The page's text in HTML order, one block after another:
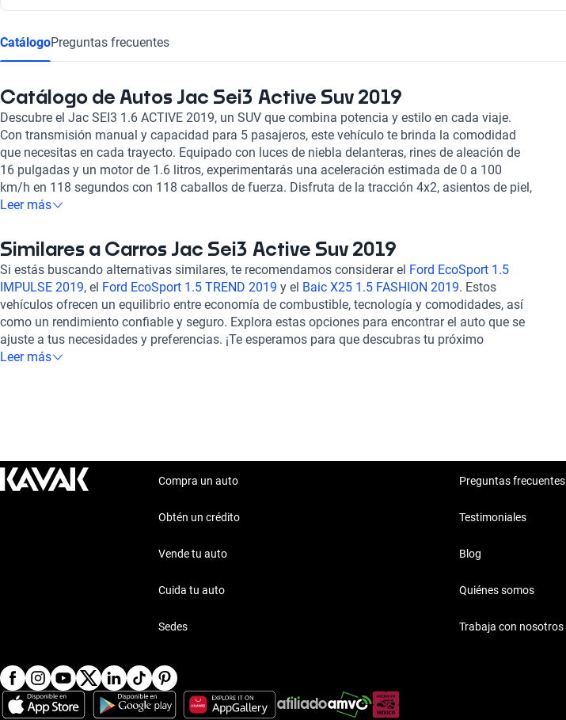
CatálogoPreguntas frecuentes
Catálogo de Autos Jac Sei3 Active Suv 2019
Descubre el Jac SEI3 1.6 ACTIVE 2019, un SUV que combina potencia y estilo en cada viaje.
Con transmisión manual y capacidad para 5 pasajeros, este vehículo te brinda la comodidad
que necesitas en cada trayecto. Equipado con luces de niebla delanteras, rines de aleación de
16 pulgadas y un motor de 1.6 litros, experimentarás una aceleración estimada de 0 a 100
km/h en 118 segundos con 118 caballos de fuerza. Disfruta de la tracción 4x2, asientos de piel,
aire acondicionado automático, pantalla táctil, Bluetooth, control de crucero y sistema de
2019 es la elección perfecta para quienes buscan un equilibrio entre rendimiento y elegancia.
¡Haz tuya esta experiencia sobre ruedas con Kavak!
Leer más
Similares a Carros Jac Sei3 Active Suv 2019
Si estás buscando alternativas similares, te recomendamos considerar el Ford EcoSport 1.5
IMPULSE 2019, el Ford EcoSport 1.5 TREND 2019 y el Baic X25 1.5 FASHION 2019. Estos
vehículos ofrecen un equilibrio entre economía de combustible, tecnología y comodidades, así
como un rendimiento confiable y seguro. Explora estas opciones para encontrar el auto que se
ajuste a tus necesidades y preferencias. ¡Te esperamos para que descubras tu próximo
vehículo ideal!
Leer más
Compra un auto
Obtén un crédito
Vende tu auto
Cuida tu auto
Sedes
Preguntas frecuentes
Testimoniales
Blog
Quiénes somos
Trabaja con nosotros